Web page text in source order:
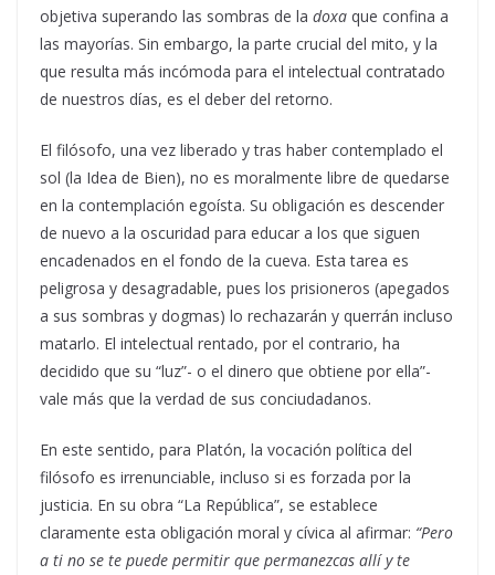
objetiva superando las sombras de la doxa que confina a
las mayorías. Sin embargo, la parte crucial del mito, y la
que resulta más incómoda para el intelectual contratado
de nuestros días, es el deber del retorno.
El filósofo, una vez liberado y tras haber contemplado el
sol (la Idea de Bien), no es moralmente libre de quedarse
en la contemplación egoísta. Su obligación es descender
de nuevo a la oscuridad para educar a los que siguen
encadenados en el fondo de la cueva. Esta tarea es
peligrosa y desagradable, pues los prisioneros (apegados
a sus sombras y dogmas) lo rechazarán y querrán incluso
matarlo. El intelectual rentado, por el contrario, ha
decidido que su “luz”- o el dinero que obtiene por ella”-
vale más que la verdad de sus conciudadanos.
En este sentido, para Platón, la vocación política del
filósofo es irrenunciable, incluso si es forzada por la
justicia. En su obra “La República”, se establece
claramente esta obligación moral y cívica al afirmar: “Pero
a ti no se te puede permitir que permanezcas allí y te